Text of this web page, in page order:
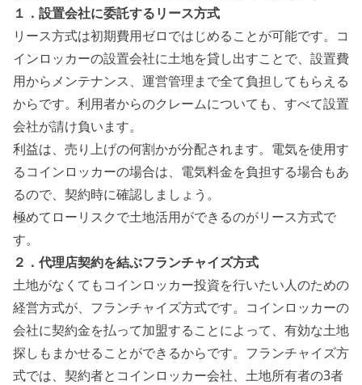
１．設置会社に委託するリース方式
リース方式は初期費用ゼロではじめることが可能です。コ
インロッカーの設置会社に土地を貸し出すことで、設置費
用からメンテナンス、運営管理まで全て負担してもらえる
からです。利用者からのクレームについても、すべて設置
会社が請け負います。
利益は、売り上げの何割かが分配されます。電気を使用す
るコインロッカーの場合は、電気料金を負担する場合もあ
るので、契約時に確認しましょう。
極めてローリスクで土地活用ができるのがリース方式で
す。
２．代理店契約を結ぶフランチャイズ方式
土地がなくてもコインロッカー投資を行いたい人のための
経営方式が、フランチャイズ方式です。コインロッカーの
会社に契約金を払って加盟することによって、有効な土地
探しもまかせることができるからです。フランチャイズ方
式では、 契約者とコインロッカー会社、土地所有者の3者